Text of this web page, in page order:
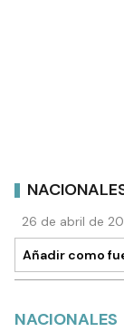
26 de abril de
Añadir como
NACIONALES